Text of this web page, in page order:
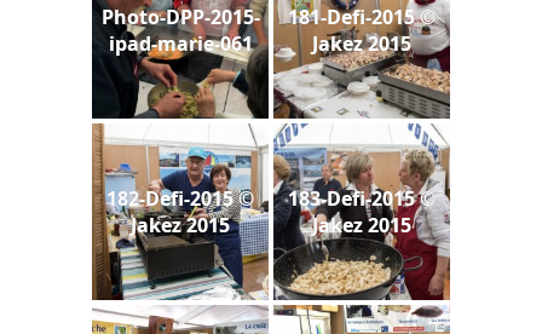
Photo-DPP-2015-
ipad-marie-061
181-Defi-2015 ©
Jakez 2015
182-Defi-2015 ©
Jakez 2015
183-Defi-2015 ©
Jakez 2015